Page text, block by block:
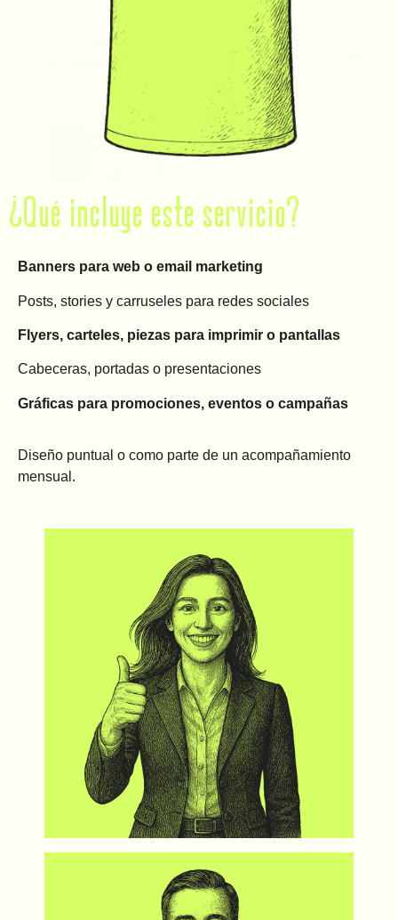
¿Qué incluye este servicio?
Banners para web o email marketing
Posts, stories y carruseles para redes sociales
Flyers, carteles, piezas para imprimir o pantallas
Cabeceras, portadas o presentaciones
Gráficas para promociones, eventos o campañas
Diseño puntual o como parte de un acompañamiento
mensual.